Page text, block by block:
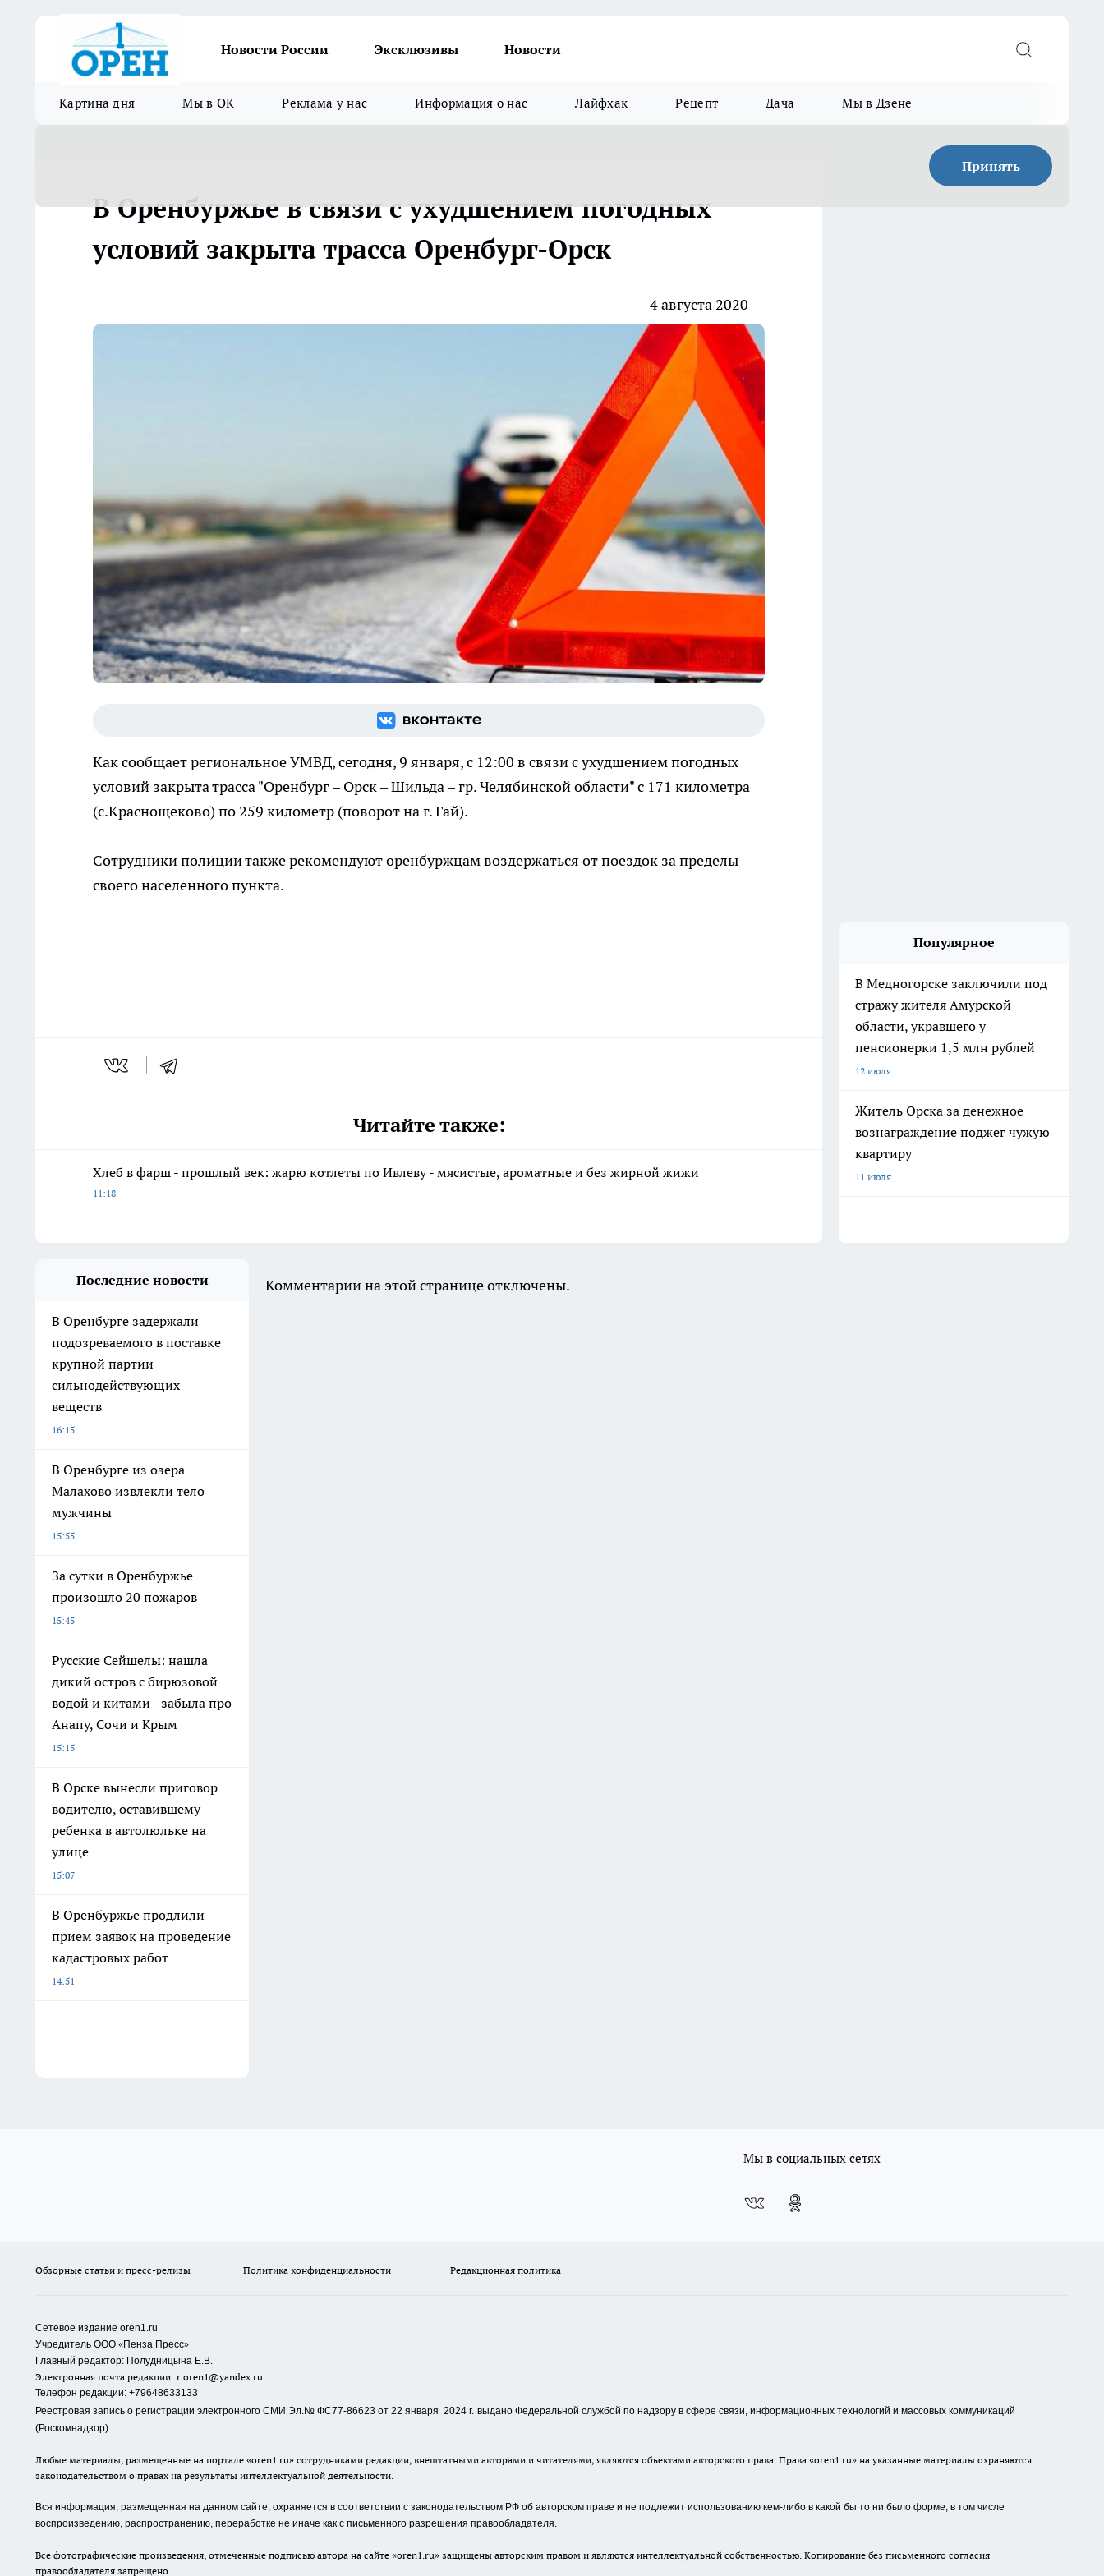
Новости России Эксклюзивы Новости
Картина дня Мы в ОК Реклама у нас Информация о нас Лайфхак Рецепт Дача Мы в Дзене
Принять
В Оренбуржье в связи с ухудшением погодных
условий закрыта трасса Оренбург-Орск
4 августа 2020
Как сообщает региональное УМВД, сегодня, 9 января, с 12:00 в связи с ухудшением погодных
условий закрыта трасса "Оренбург – Орск – Шильда – гр. Челябинской области" с 171 километра
(с.Краснощеково) по 259 километр (поворот на г. Гай).
Сотрудники полиции также рекомендуют оренбуржцам воздержаться от поездок за пределы
своего населенного пункта.
Читайте также:
Хлеб в фарш - прошлый век: жарю котлеты по Ивлеву - мясистые, ароматные и без жирной жижи
11:18
Популярное
В Медногорске заключили под
стражу жителя Амурской
области, укравшего у
пенсионерки 1,5 млн рублей
12 июля
Житель Орска за денежное
вознаграждение поджег чужую
квартиру
11 июля
Последние новости
В Оренбурге задержали
подозреваемого в поставке
крупной партии
сильнодействующих
веществ
16:15
В Оренбурге из озера
Малахово извлекли тело
мужчины
15:55
За сутки в Оренбуржье
произошло 20 пожаров
15:45
Русские Сейшелы: нашла
дикий остров с бирюзовой
водой и китами - забыла про
Анапу, Сочи и Крым
15:15
В Орске вынесли приговор
водителю, оставившему
ребенка в автолюльке на
улице
15:07
В Оренбуржье продлили
прием заявок на проведение
кадастровых работ
14:51
Комментарии на этой странице отключены.
Мы в социальных сетях
Обзорные статьи и пресс-релизы Политика конфиденциальности Редакционная политика
Сетевое издание oren1.ru
Учредитель ООО «Пенза Пресс»
Главный редактор: Полудницына Е.В.
Электронная почта редакции: r.oren1@yandex.ru
Телефон редакции: +79648633133
Реестровая запись о регистрации электронного СМИ Эл.№ ФС77-86623 от 22 января 2024 г. выдано Федеральной службой по надзору в сфере связи, информационных технологий и массовых коммуникаций
(Роскомнадзор).
Любые материалы, размещенные на портале «oren1.ru» сотрудниками редакции, внештатными авторами и читателями, являются объектами авторского права. Права «oren1.ru» на указанные материалы охраняются
законодательством о правах на результаты интеллектуальной деятельности.
Вся информация, размещенная на данном сайте, охраняется в соответствии с законодательством РФ об авторском праве и не подлежит использованию кем-либо в какой бы то ни было форме, в том числе
воспроизведению, распространению, переработке не иначе как с письменного разрешения правообладателя.
Все фотографические произведения, отмеченные подписью автора на сайте «oren1.ru» защищены авторским правом и являются интеллектуальной собственностью. Копирование без письменного согласия
правообладателя запрещено.